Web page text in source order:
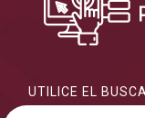
UTILICE EL